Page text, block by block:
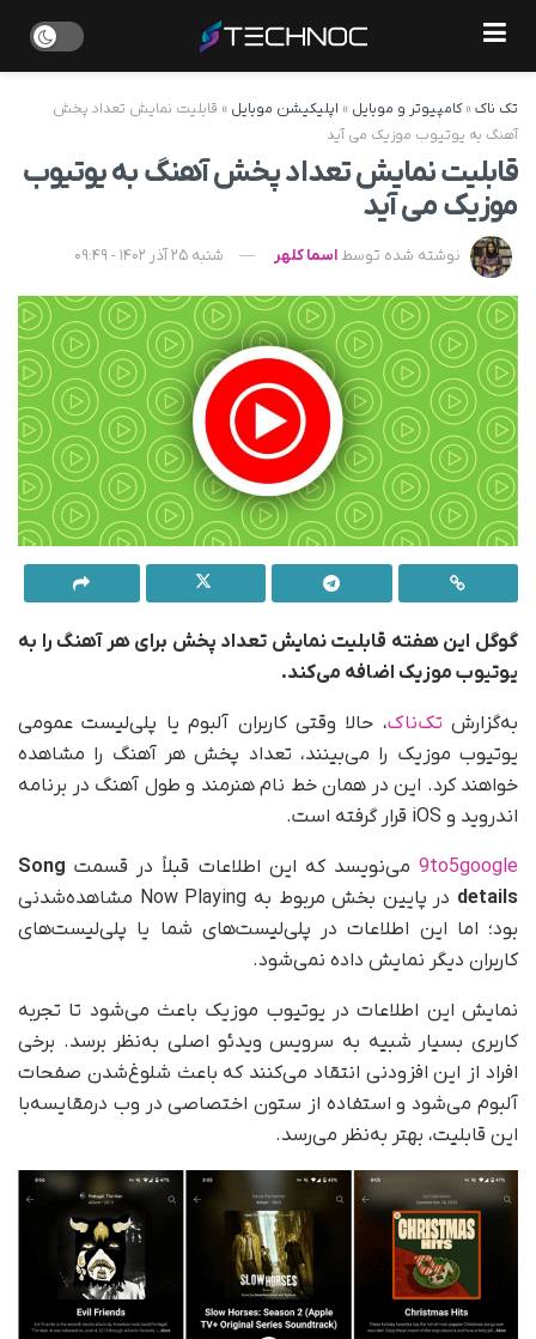
تک ناک»کامپیوتر و موبایل » اپلیکیشن موبایل » قابلیت نمایش تعداد پخش
آهنگ به یوتیوب موزیک می آید
قابلیت نمایش تعداد پخش آهنگ به یوتیوب
موزیک می آید
نوشته شده توسط اسما کلهر شنبه 25 آذر 1402 - 09:49
گوگل این هفته قابلیت نمایش تعداد پخش برای هر آهنگ را به
یوتیوب موزیک اضافه می‌کند.
به‌گزارش تک‌ناک، حالا وقتی کاربران آلبوم یا پلی‌لیست عمومی
یوتیوب موزیک را می‌بینند، تعداد پخش هر آهنگ را مشاهده
خواهند کرد. این در همان خط نام هنرمند و طول آهنگ در برنامه
اندروید و iOS قرار گرفته است.
9to5google می‌نویسد که این اطلاعات قبلاً در قسمت Song
details
در پایین بخش مربوط به Now Playing مشاهده‌شدنی
بود؛ اما این اطلاعات در پلی‌لیست‌های شما یا پلی‌لیست‌های
کاربران دیگر نمایش داده نمی‌شود.
نمایش این اطلاعات در یوتیوب موزیک باعث می‌شود تا تجربه
کاربری بسیار شبیه به سرویس ویدئو اصلی به‌نظر برسد. برخی
افراد از این افزودنی انتقاد می‌کنند که باعث شلوغ‌شدن صفحات
آلبوم می‌شود و استفاده از ستون اختصاصی در وب درمقایسه‌با
این قابلیت، بهتر به‌نظر می‌رسد.